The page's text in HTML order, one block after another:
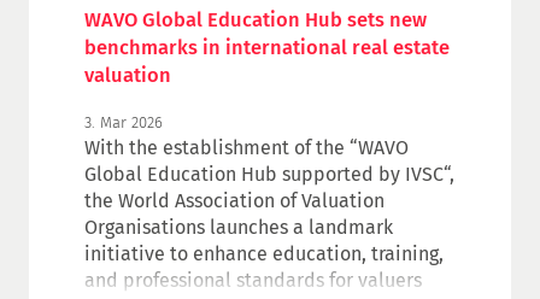
WAVO Global Education Hub sets new
benchmarks in international real estate
valuation
3. Mar 2026
With the establishment of the “WAVO
Global Education Hub supported by IVSC“,
the World Association of Valuation
Organisations launches a landmark
initiative to enhance education, training,
and professional standards for valuers